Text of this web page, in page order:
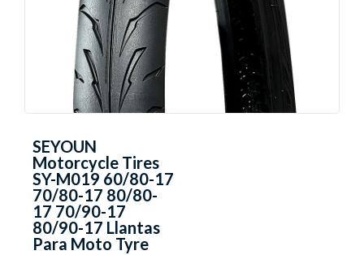
SEYOUN
Motorcycle Tires
SY-M019 60/80-17
70/80-17 80/80-
17 70/90-17
80/90-17 Llantas
Para Moto Tyre